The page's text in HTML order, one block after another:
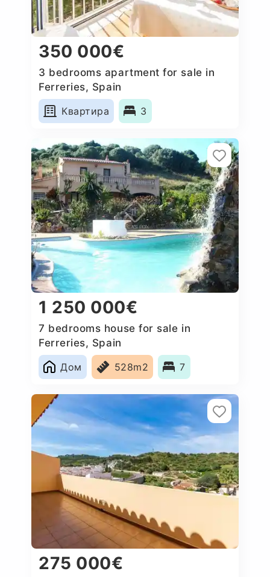
350 000€
3 bedrooms apartment for sale in
Ferreries, Spain
Квартира
3
1 250 000€
7 bedrooms house for sale in
Ferreries, Spain
Дом
528m2 7
275 000€